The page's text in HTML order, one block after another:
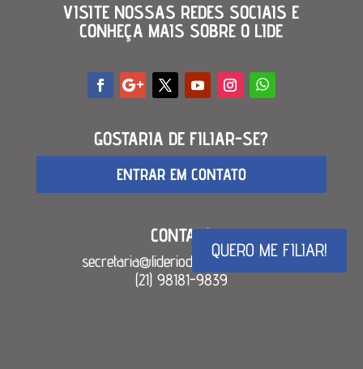
VISITE NOSSAS REDES SOCIAIS E
CONHEÇA MAIS SOBRE O LIDE
GOSTARIA DE FILIAR-SE?
ENTRAR EM CONTATO
CONTATO
secretaria@lideriodejaneiro. com.br
(21) 98181-9839
QUERO ME FILIAR!